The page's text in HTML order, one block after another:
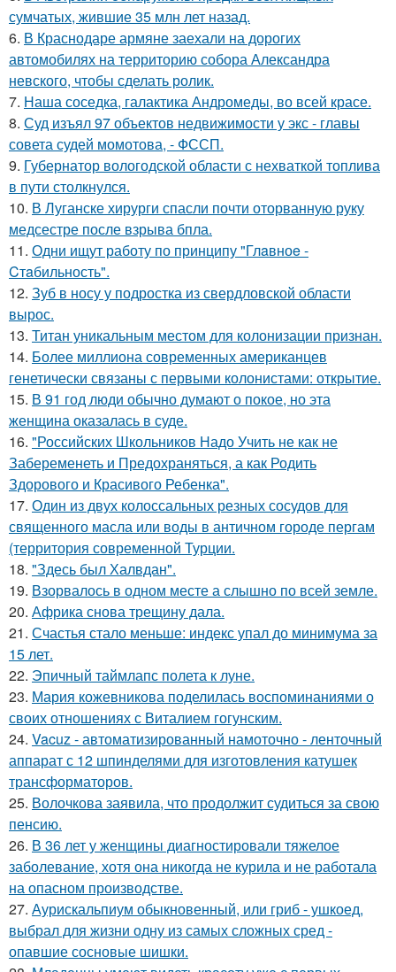
сумчатых, жившие 35 млн лет назад.
6. В Краснодаре армяне заехали на дорогих
автомобилях на территорию собора Александра
невского, чтобы сделать ролик.
7. Наша соседка, галактика Андромеды, во всей красе.
8. Суд изъял 97 объектов недвижимости у экс - главы
совета судей момотова, - ФССП.
9. Губернатор вологодской области с нехваткой топлива
в пути столкнулся.
10. В Луганске хирурги спасли почти оторванную руку
медсестре после взрыва бпла.
11. Одни ищут работу по принципу "Глaвноe -
Cтaбильность".
12. Зуб в носу у подростка из свердловской области
вырос.
13. Титан уникальным местом для колонизации признан.
14. Более миллиона современных американцев
генетически связаны с первыми колонистами: открытие.
15. В 91 год люди обычно думают о покое, но эта
женщина оказалась в суде.
16. "Российских Школьников Надо Учить не как не
Забеременеть и Предохраняться, а как Родить
Здорового и Красивого Ребенка".
17. Один из двух колоссальных резных сосудов для
священного масла или воды в античном городе пергам
(территория современной Турции.
18. "Здесь был Халвдан".
19. Взорвалось в одном месте а слышно по всей земле.
20. Африка снова трещину дала.
21. Счастья стало меньше: индекс упал до минимума за
15 лет.
22. Эпичный таймлапс полета к луне.
23. Мария кожевникова поделилась воспоминаниями о
своих отношениях с Виталием гогунским.
24. Vacuz - автоматизированный намоточно - ленточный
аппарат с 12 шпинделями для изготовления катушек
трансформаторов.
25. Волочкова заявила, что продолжит судиться за свою
пенсию.
26. В 36 лет у женщины диагностировали тяжелое
заболевание, хотя она никогда не курила и не работала
на опасном производстве.
27. Аурискальпиум обыкновенный, или гриб - ушкоед,
выбрал для жизни одну из самых сложных сред -
опавшие сосновые шишки.